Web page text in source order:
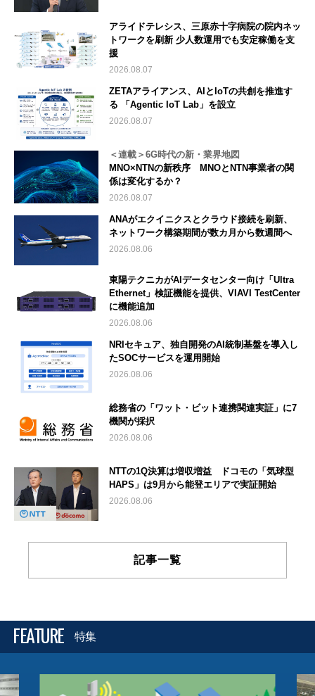
アライドテレシス、三原赤十字病院の院内ネッ
トワークを刷新 少人数運用でも安定稼働を支
援
2026.08.07
ZETAアライアンス、AIとIoTの共創を推進す
る 「Agentic IoT Lab」を設立
2026.08.07
＜連載＞6G時代の新・業界地図
MNO×NTNの新秩序 MNOとNTN事業者の関
係は変化するか？
2026.08.07
ANAがエクイニクスとクラウド接続を刷新、
ネットワーク構築期間が数カ月から数週間へ
2026.08.06
東陽テクニカがAIデータセンター向け「Ultra
Ethernet」検証機能を提供、VIAVI TestCenter
に機能追加
2026.08.06
NRIセキュア、独自開発のAI統制基盤を導入し
たSOCサービスを運用開始
2026.08.06
総務省の「ワット・ビット連携関連実証」に7
機関が採択
2026.08.06
NTTの1Q決算は増収増益 ドコモの「気球型
HAPS」は9月から能登エリアで実証開始
2026.08.06
記事一覧
FEATURE 特集